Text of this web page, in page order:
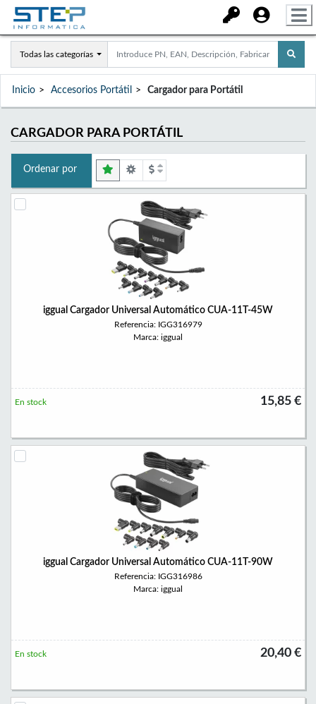
Todas las categorías
Inicio Accesorios Portátil Cargador para Portátil
CARGADOR PARA PORTÁTIL
Ordenar por
iggual Cargador Universal Automático CUA-11T-45W
Referencia: IGG316979
Marca: iggual
15,85 €
En stock
iggual Cargador Universal Automático CUA-11T-90W
Referencia: IGG316986
Marca: iggual
20,40 €
En stock